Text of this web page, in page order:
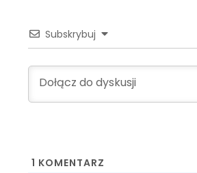
Subskrybuj
1 KOMENTARZ